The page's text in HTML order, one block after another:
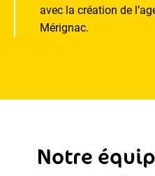
avec la création de
Mérignac.
Notre